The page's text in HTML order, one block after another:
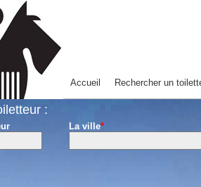
Accueil Rechercher un
:
La ville*